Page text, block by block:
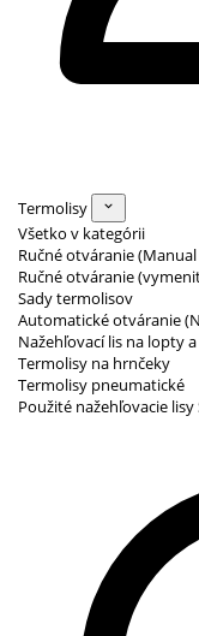
Termolisy
Všetko v kategórii
Ručné otváranie
Ručné otváranie
Sady termolisov
Automatické otváranie
Nažehľovací lis na lopty
Termolisy na hrnčeky
Termolisy pneumatické
Použité nažehľovacie lisy